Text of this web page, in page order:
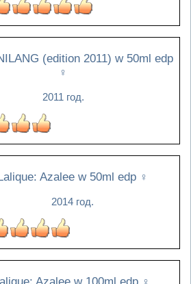
(edition 2011) w 50ml edp
♀
2011 год.
Lalique: Azalee w 50ml edp ♀
2014 год.